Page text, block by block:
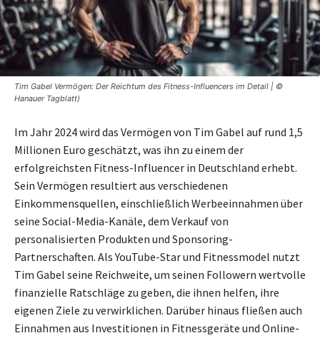
Tim Gabel Vermögen: Der Reichtum des Fitness-Influencers im Detail | ©
Hanauer Tagblatt)
Im Jahr 2024 wird das Vermögen von Tim Gabel auf rund 1,5
Millionen Euro geschätzt, was ihn zu einem der
erfolgreichsten Fitness-Influencer in Deutschland erhebt.
Sein Vermögen resultiert aus verschiedenen
Einkommensquellen, einschließlich Werbeeinnahmen über
seine Social-Media-Kanäle, dem Verkauf von
personalisierten Produkten und Sponsoring-
Partnerschaften. Als YouTube-Star und Fitnessmodel nutzt
Tim Gabel seine Reichweite, um seinen Followern wertvolle
finanzielle Ratschläge zu geben, die ihnen helfen, ihre
eigenen Ziele zu verwirklichen. Darüber hinaus fließen auch
Einnahmen aus Investitionen in Fitnessgeräte und Online-